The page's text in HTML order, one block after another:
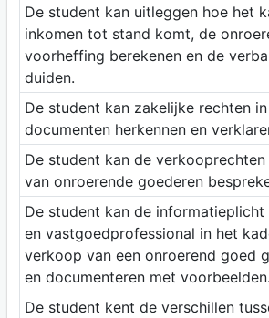
De student kan uitleggen hoe het
inkomen tot stand komt, de
voorheffing berekenen en de
duiden.
De student kan zakelijke rechten
documenten herkennen en
De student kan de
van onroerende goederen
De student kan de
en vastgoedprofessional in het
verkoop van een onroerend goed
en documenteren met voorbeelden.
De student kent de verschillen